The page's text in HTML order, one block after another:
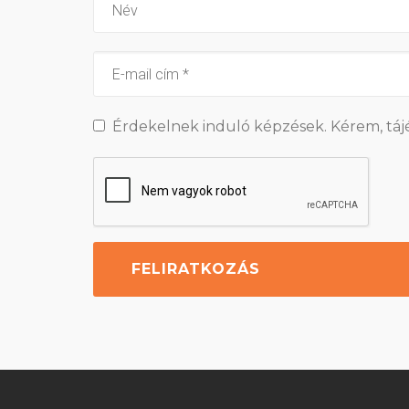
Érdekelnek induló képzések. Kérem,